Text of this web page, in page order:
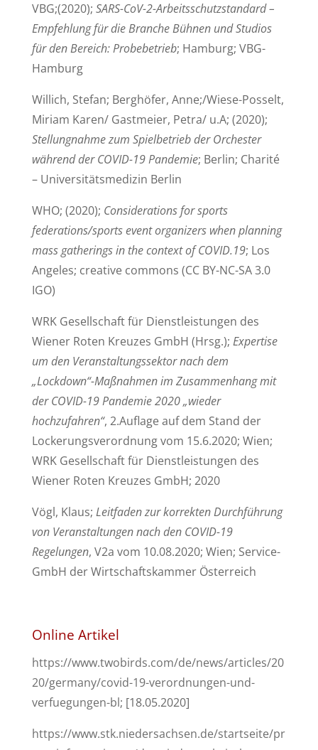
VBG;(2020); SARS-CoV-2-Arbeitsschutzstandard –
Empfehlung für die Branche Bühnen und Studios
für den Bereich: Probebetrieb; Hamburg; VBG-
Hamburg
Willich, Stefan; Berghöfer, Anne;/Wiese-Posselt,
Miriam Karen/ Gastmeier, Petra/ u.A; (2020);
Stellungnahme zum Spielbetrieb der Orchester
während der COVID-19 Pandemie; Berlin; Charité
– Universitätsmedizin Berlin
WHO; (2020); Considerations for sports
federations/sports event organizers when planning
mass gatherings in the context of COVID.19; Los
Angeles; creative commons (CC BY-NC-SA 3.0
IGO)
WRK Gesellschaft für Dienstleistungen des
Wiener Roten Kreuzes GmbH (Hrsg.); Expertise
um den Veranstaltungssektor nach dem
„Lockdown“-Maßnahmen im Zusammenhang mit
der COVID-19 Pandemie 2020 „wieder
hochzufahren“, 2.Auflage auf dem Stand der
Lockerungsverordnung vom 15.6.2020; Wien;
WRK Gesellschaft für Dienstleistungen des
Wiener Roten Kreuzes GmbH; 2020
Vögl, Klaus; Leitfaden zur korrekten Durchführung
von Veranstaltungen nach den COVID-19
Regelungen, V2a vom 10.08.2020; Wien; Service-
GmbH der Wirtschaftskammer Österreich
Online Artikel
https://www.twobirds.com/de/news/articles/20
20/germany/covid-19-verordnungen-und-
verfuegungen-bl; [18.05.2020]
https://www.stk.niedersachsen.de/startseite/pr